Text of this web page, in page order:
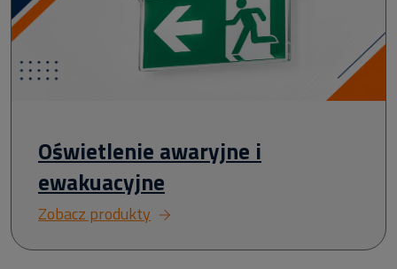
Oświetlenie awaryjne i
ewakuacyjne
Zobacz produkty